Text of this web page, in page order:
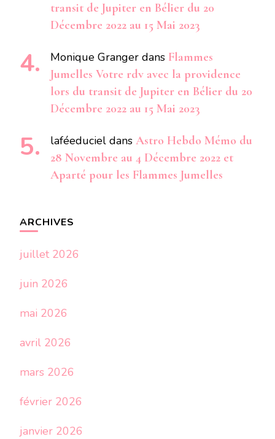
transit de Jupiter en Bélier du 20
Décembre 2022 au 15 Mai 2023
Monique Granger dans Flammes
Jumelles Votre rdv avec la providence
lors du transit de Jupiter en Bélier du 20
Décembre 2022 au 15 Mai 2023
laféeduciel dans Astro Hebdo Mémo du
28 Novembre au 4 Décembre 2022 et
Aparté pour les Flammes Jumelles
ARCHIVES
juillet 2026
juin 2026
mai 2026
avril 2026
mars 2026
février 2026
janvier 2026